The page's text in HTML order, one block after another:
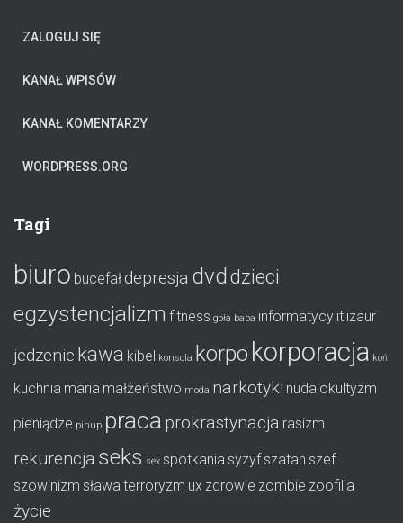
ZALOGUJ SIĘ
KANAŁ WPISÓW
KANAŁ KOMENTARZY
WORDPRESS.ORG
Tagi
biuro bucefał depresja dvddzieci
egzystencjalizm fitness goła baba informatycy it izaur
jedzenie kawa kibel konsola korpo korporacja koń
kuchnia maria małżeństwo moda narkotyki nuda okultyzm
pieniądze pinup praca prokrastynacja rasizm
rekurencja seks sex spotkania syzyf szatan szef
szowinizm sława terroryzm ux zdrowie zombie zoofilia
życie